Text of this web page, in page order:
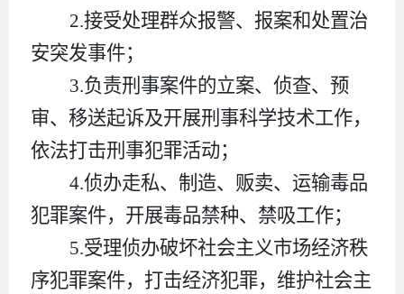
2.接受处理群众报警、报案和处置治
安突发事件；
3.负责刑事案件的立案、侦查、预
审、移送起诉及开展刑事科学技术工作，
依法打击刑事犯罪活动；
4.侦办走私、制造、贩卖、运输毒品
犯罪案件，开展毒品禁种、禁吸工作；
5.受理侦办破坏社会主义市场经济秩
序犯罪案件，打击经济犯罪，维护社会主